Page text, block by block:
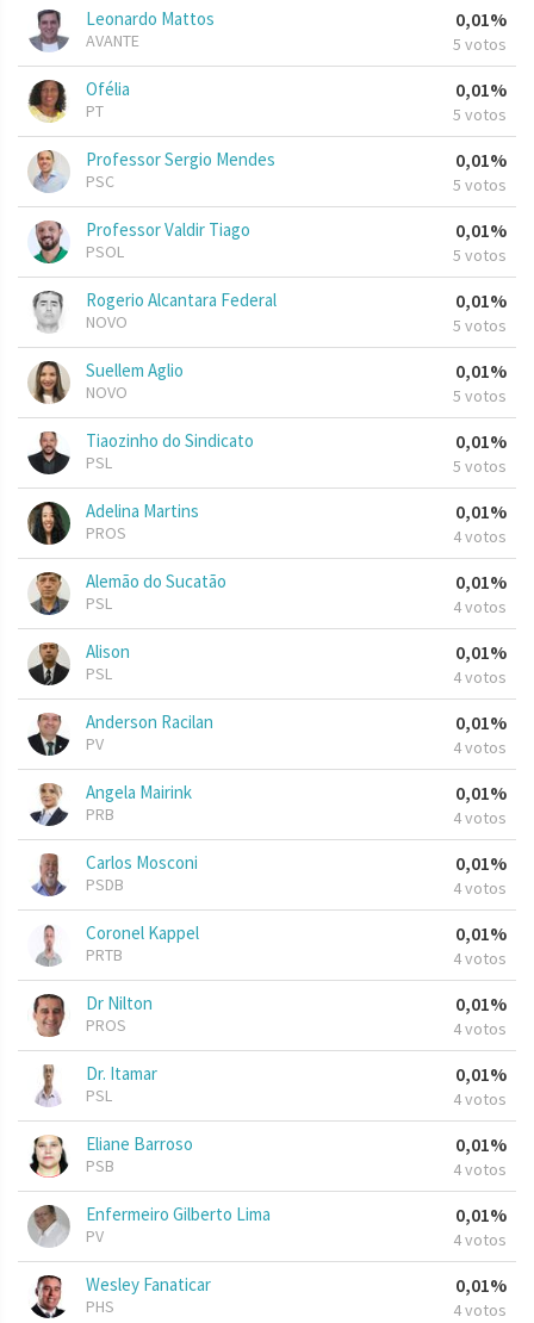
Leonardo Mattos
AVANTE
0,01%
5 votos
Ofélia
PT
0,01%
5 votos
Professor Sergio Mendes
PSC
0,01%
5 votos
Professor Valdir Tiago
PSOL
0,01%
5 votos
Rogerio Alcantara Federal
NOVO
0,01%
5 votos
Suellem Aglio
NOVO
0,01%
5 votos
Tiaozinho do Sindicato
PSL
0,01%
5 votos
Adelina Martins
PROS
0,01%
4 votos
Alemão do Sucatão
PSL
0,01%
4 votos
Alison
PSL
0,01%
4 votos
Anderson Racilan
PV
0,01%
4 votos
Angela Mairink
PRB
0,01%
4 votos
Carlos Mosconi
PSDB
0,01%
4 votos
Coronel Kappel
PRTB
0,01%
4 votos
Dr Nilton
PROS
0,01%
4 votos
Dr. Itamar
PSL
0,01%
4 votos
Eliane Barroso
PSB
0,01%
4 votos
Enfermeiro Gilberto Lima
PV
0,01%
4 votos
Wesley Fanaticar
PHS
0,01%
4 votos